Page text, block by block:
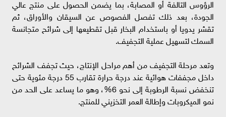
الرؤوس التالفة أو المصابة، بما يضمن الحصول على منتج عالي
الجودة، بعد ذلك تفصل الفصوص عن السيقان والأوراق، ثم
تقشر يدويا أو باستخدام البخار قبل تقطيعها إلى شرائح متجانسة
السمك لتسهيل عملية التجفيف.
وتعد مرحلة التجفيف من أهم مراحل الإنتاج، حيث تجفف الشرائح
داخل مجففات هوائية عند درجة حرارة تقارب 55 درجة مئوية حتى
تنخفض نسبة الرطوبة إلى نحو 6%، وهو ما يساعد على الحد من
نمو الميكروبات وإطالة العمر التخزيني للمنتج.